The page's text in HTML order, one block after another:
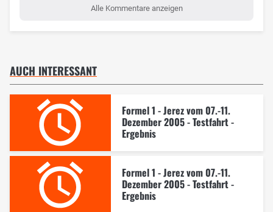
Alle Kommentare anzeigen
AUCH INTERESSANT
Formel 1 - Jerez vom 07.-11.
Dezember 2005 - Testfahrt -
Ergebnis
Formel 1 - Jerez vom 07.-11.
Dezember 2005 - Testfahrt -
Ergebnis